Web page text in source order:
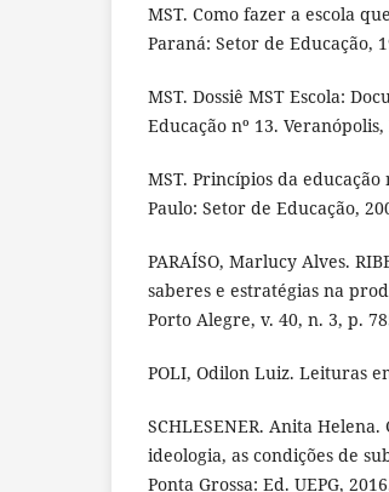
MST. Como fazer a escola
Paraná: Setor de Educação,
MST. Dossiê MST Escola:
Educação nº 13. Veranópolis,
MST. Princípios da educação
Paulo: Setor de Educação,
PARAÍSO, Marlucy Alves.
saberes e estratégias na
Porto Alegre, v. 40, n. 3, p.
POLI, Odilon Luiz. Leituras
SCHLESENER. Anita
ideologia, as condições de
Ponta Grossa: Ed. UEPG,